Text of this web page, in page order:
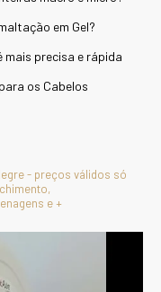
em Gel?
precisa e rápida
os Cabelos
- preços válidos só
e +